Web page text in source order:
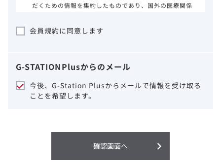
だくための情報を集約したものであり、国外の医療関係
事項をご熟読いただき、同意された場合のみご利用くだ
ギリアドは、本サイトのコンテンツについて
細心の注意を払い、正確かつ最新の情報を提
供するように努力をしておりますが、正確
性、確実性、妥当性、有用性、ご利用になら
利用することまたは利用できなかったことよ
り生じる損害については一切の責任を負いか
会員規約に同意します
G-STATIONPlusからのメール
今後、G-Station Plusからメールで情報を受け取る
ことを希望します。
確認画面へ